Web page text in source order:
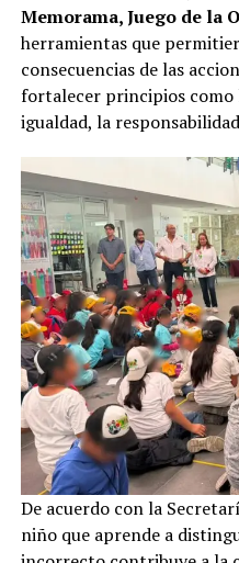
Memorama, Juego de la
herramientas que
consecuencias de las
fortalecer principios como
igualdad, la
De acuerdo con la
niño que aprende a